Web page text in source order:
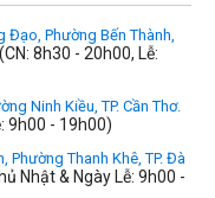
Đạo, Phường Bến Thành,
8h30 - 20h00, Lễ:
Ninh Kiều, TP. Cần Thơ.
9h00 - 19h00)
Phường Thanh Khê, TP. Đà
Nhật & Ngày Lễ: 9h00 -